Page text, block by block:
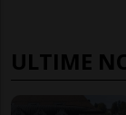
ULTIME